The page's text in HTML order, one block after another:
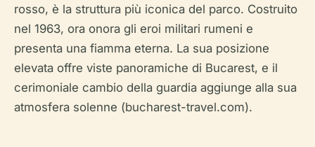
rosso, è la struttura più iconica del parco. Costruito
nel 1963, ora onora gli eroi militari rumeni e
presenta una fiamma eterna. La sua posizione
elevata offre viste panoramiche di Bucarest, e il
cerimoniale cambio della guardia aggiunge alla sua
atmosfera solenne (bucharest-travel.com).